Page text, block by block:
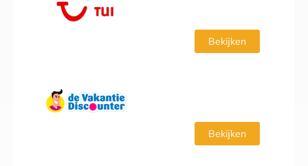
Bekijken
Bekijken